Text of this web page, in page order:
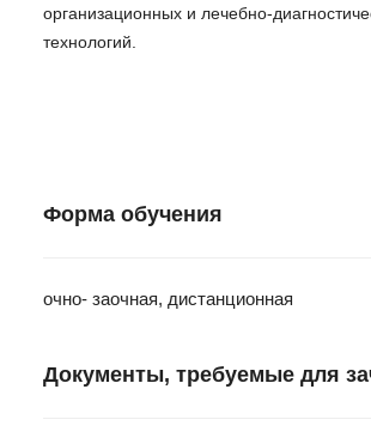
организационных и лечебно-
технологий.
Форма обучения
очно- заочная, дистанционная
Документы, требуемые для